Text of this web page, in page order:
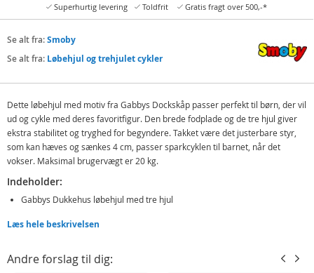
Superhurtig levering
Toldfrit Gratis fragt over 500,-*
Se alt fra:Smoby
Se alt fra: Løbehjul og trehjulet cykler
Dette løbehjul med motiv fra Gabbys Dockskåp passer perfekt til børn, der vil
ud og cykle med deres favoritfigur. Den brede fodplade og de tre hjul giver
ekstra stabilitet og tryghed for begyndere. Takket være det justerbare styr,
som kan hæves og sænkes 4 cm, passer sparkcyklen til barnet, når det
vokser. Maksimal brugervægt er 20 kg.
Indeholder:
Gabbys Dukkehus løbehjul med tre hjul
Detaljer:
Mål længde: 56 cm
Læs hele beskrivelsen
Andre forslag til dig: